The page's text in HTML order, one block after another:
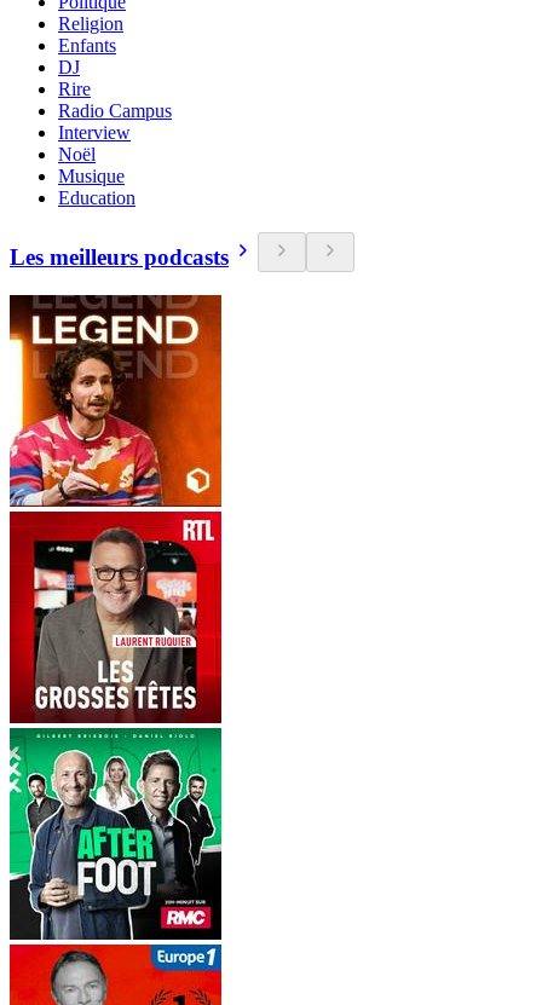
Religion
Enfants
DJ
Rire
Radio Campus
Interview
Noël
Musique
Education
Les meilleurs podcasts